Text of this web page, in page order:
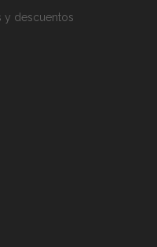
y descuentos